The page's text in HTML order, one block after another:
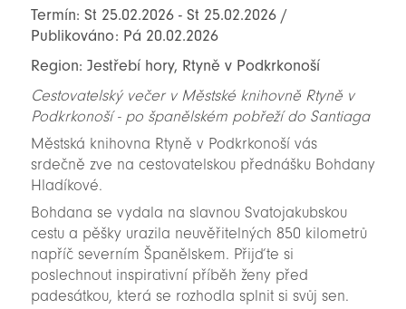
Termín: St 25.02.2026 - St 25.02.2026 /
Publikováno: Pá 20.02.2026
Region: Jestřebí hory, Rtyně v Podkrkonoší
Cestovatelský večer v Městské knihovně Rtyně v
Podkrkonoší - po španělském pobřeží do Santiaga
Městská knihovna Rtyně v Podkrkonoší vás
srdečně zve na cestovatelskou přednášku Bohdany
Hladíkové.
Bohdana se vydala na slavnou Svatojakubskou
cestu a pěšky urazila neuvěřitelných 850 kilometrů
napříč severním Španělskem. Přijďte si
poslechnout inspirativní příběh ženy před
padesátkou, která se rozhodla splnit si svůj sen.